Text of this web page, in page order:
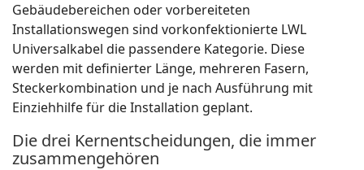
Gebäudebereichen oder vorbereiteten
Installationswegen sind vorkonfektionierte LWL
Universalkabel die passendere Kategorie. Diese
werden mit definierter Länge, mehreren Fasern,
Steckerkombination und je nach Ausführung mit
Einziehhilfe für die Installation geplant.
Die drei Kernentscheidungen, die immer
zusammengehören